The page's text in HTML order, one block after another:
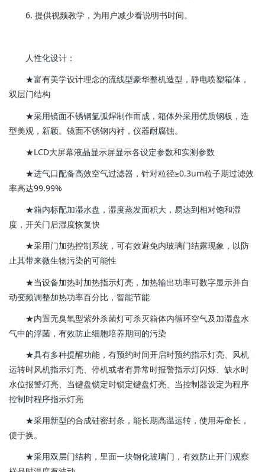
6. 提供视频教学，为用户减少看说明书时间。
人性化设计：
★富有美学设计理念的流线型豪华整机造型，静电喷塑箱体，
双层门结构
★采用镜面不锈钢氩弧焊制作而成，箱体外采用优质钢板，造
型美观，新颖。镜面不锈钢内衬，仪器耐腐蚀。
★LCD大屏幕液晶显示屏显示各设定参数和实测参数
★进气口配备高效空气过滤器，针对粒径≥0.3um粒子期过滤效
率高达99.99%
★箱内标配加湿水盘，湿度蒸发面积大，易达到相对饱和湿
度，开关门后湿度恢复快
★采用门加热控制系统，可有效避免内玻璃门结露现象，以防
止其带来微生物污染的可能性
★当设备加热时加热指示灯亮，加热输出功率可数字显示并自
动变频调整加热功率百分比，智能节能
★内置无臭氧型紫外杀菌灯可杀灭箱体内循环空气及加湿盘水
气中的浮菌，有效防止细胞培养期间的污染
★具有多种提醒功能，有预约时间开启时预约指示灯亮、风机
运转时风机指示灯亮、停机或者有异常时报警指示灯闪烁、缺水时
水位报警灯亮、当键盘锁定时锁定键盘灯亮、当控制器设定为程序
控制时程序指示灯亮
★采用新型的合成硅密封条，能长期高温运转，使用寿命长，
便于换。
★采用双层门结构，里面一块钢化玻璃门，有效防止开门观察